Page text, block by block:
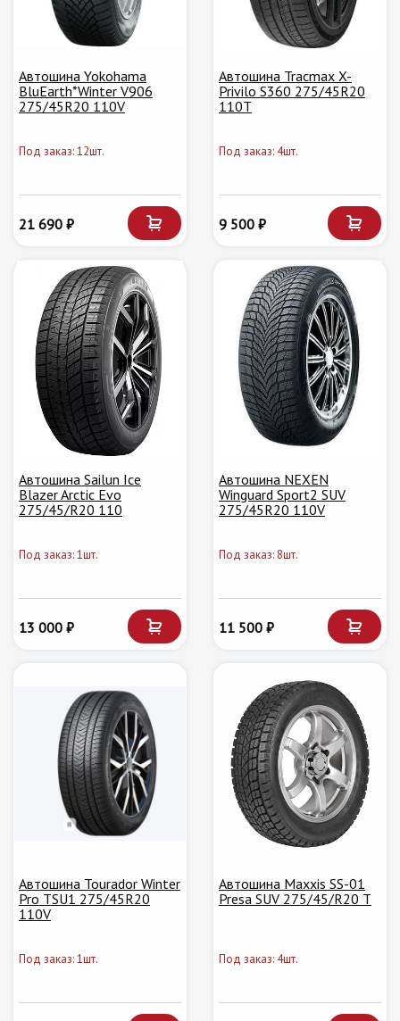
Автошина Yokohama
BluEarth*Winter V906
275/45R20 110V
Под заказ: 12шт.
21 690 ₽
Автошина Tracmax X-
Privilo S360 275/45R20
110T
Под заказ: 4шт.
9 500 ₽
Автошина Sailun Ice
Blazer Arctic Evo
275/45/R20 110
Под заказ: 1шт.
13 000 ₽
Автошина NEXEN
Winguard Sport2 SUV
275/45R20 110V
Под заказ: 8шт.
11 500 ₽
Автошина Tourador Winter
Pro TSU1 275/45R20
110V
Под заказ: 1шт.
Автошина Maxxis SS-01
Presa SUV 275/45/R20 T
Под заказ: 4шт.